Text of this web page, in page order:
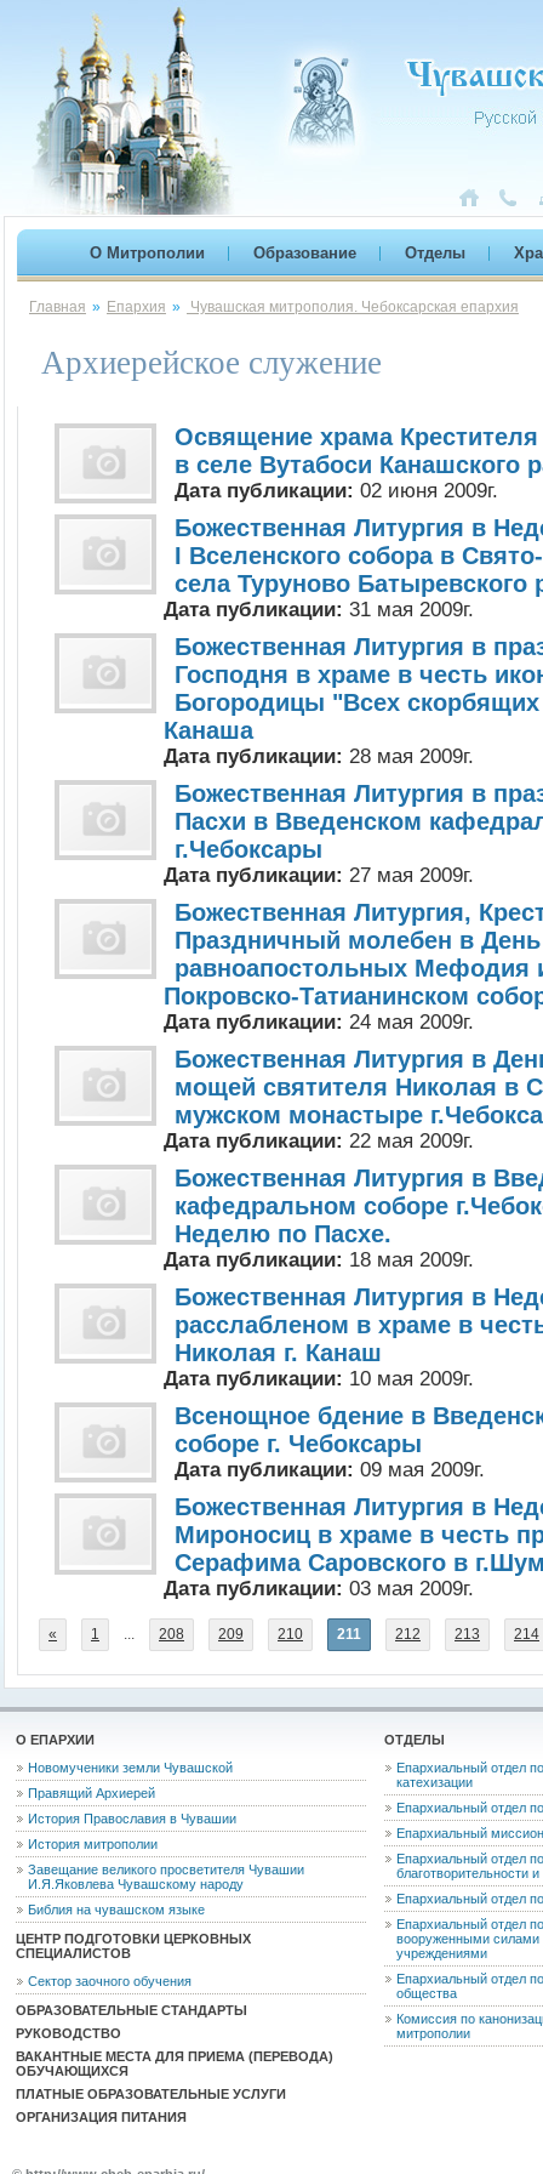
О Митрополии Образование Отделы
Главная » Епархия » Чувашская митрополия. Чебоксарская епархия
Архиерейское служение
Освящение храма
в селе Вутабоси Канашского
Дата публикации: 02 июня 2009г.
Божественная Литургия в
I Вселенского собора в
села Туруново Батыревского
Дата публикации: 31 мая 2009г.
Божественная Литургия в
Господня в храме в честь
Богородицы "Всех скорбящих
Канаша
Дата публикации: 28 мая 2009г.
Божественная Литургия в
Пасхи в Введенском
г.Чебоксары
Дата публикации: 27 мая 2009г.
Божественная Литургия,
Праздничный молебен в
равноапостольных Мефодия
Покровско-Татианинском
Дата публикации: 24 мая 2009г.
Божественная Литургия в
мощей святителя Николая в
мужском монастыре
Дата публикации: 22 мая 2009г.
Божественная Литургия в
кафедральном соборе
Неделю по Пасхе.
Дата публикации: 18 мая 2009г.
Божественная Литургия в
расслабленом в храме в
Николая г. Канаш
Дата публикации: 10 мая 2009г.
Всенощное бдение в
соборе г. Чебоксары
Дата публикации: 09 мая 2009г.
Божественная Литургия в
Мироносиц в храме в честь
Серафима Саровского в
Дата публикации: 03 мая 2009г.
« 1 ... 208 209 210 211 212 213 214
О ЕПАРХИИ
Новомученики земли Чувашской
Правящий Архиерей
История Православия в Чувашии
История митрополии
Завещание великого просветителя Чувашии
И.Я.Яковлева Чувашскому народу
Библия на чувашском языке
ЦЕНТР ПОДГОТОВКИ ЦЕРКОВНЫХ
СПЕЦИАЛИСТОВ
Сектор заочного обучения
ОБРАЗОВАТЕЛЬНЫЕ СТАНДАРТЫ
РУКОВОДСТВО
ВАКАНТНЫЕ МЕСТА ДЛЯ ПРИЕМА (ПЕРЕВОДА)
ОБУЧАЮЩИХСЯ
ПЛАТНЫЕ ОБРАЗОВАТЕЛЬНЫЕ УСЛУГИ
ОРГАНИЗАЦИЯ ПИТАНИЯ
ОТДЕЛЫ
Епархиальный отдел
катехизации
Епархиальный отдел
Епархиальный
Епархиальный отдел
благотворительности
Епархиальный отдел
Епархиальный отдел
вооруженными силами
учреждениями
Епархиальный отдел
общества
Комиссия по
митрополии